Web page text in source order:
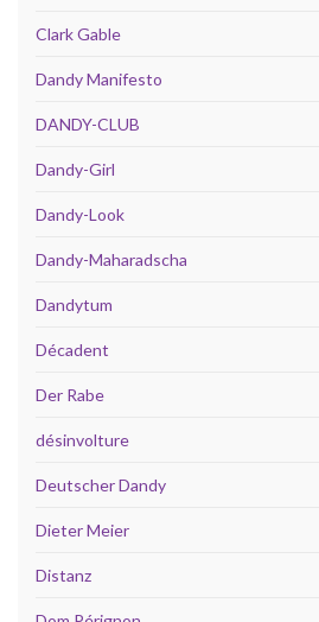
Clark Gable
Dandy Manifesto
DANDY-CLUB
Dandy-Girl
Dandy-Look
Dandy-Maharadscha
Dandytum
Décadent
Der Rabe
désinvolture
Deutscher Dandy
Dieter Meier
Distanz